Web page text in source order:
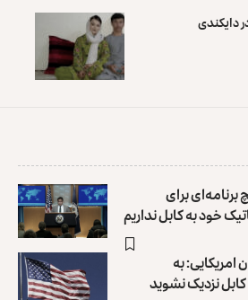
دایکندی
برای
خود به کابل نداریم
امریکایی: به
نزدیک نشوید